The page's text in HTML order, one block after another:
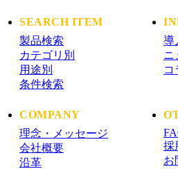
SEARCH ITEM
製品検索
カテゴリ別
用途別
条件検索
導
ニ
コ
COMPANY
理念・メッセージ
会社概要
沿革
採
お